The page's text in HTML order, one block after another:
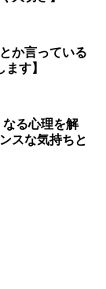
か言っている
す】
る心理を解
スな気持ちと